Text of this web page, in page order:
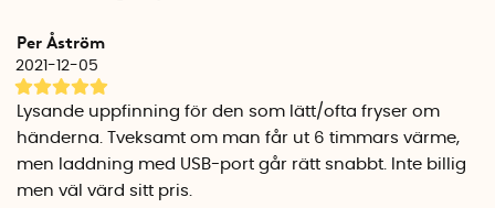
alla fyra orangea ljus lyser med ett fast sken är
handvärmaren laddad. För batteriets bästa bör du ladda
handvärmaren minst var tredje månad.
Tål regn och vattenstänk
Handvärmaren är byggd för att klara vattenstänk och
regnskurar, men tål inte att sänkas ner i vatten.
Per Åström
2021-12-05
Lysande uppfinning för den som lätt/ofta fryser om
händerna. Tveksamt om man får ut 6 timmars värme,
men laddning med USB-port går rätt snabbt. Inte billig
men väl värd sitt pris.